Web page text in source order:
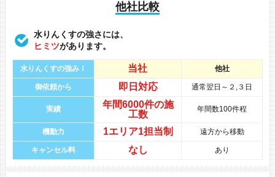
他社比較
水りんくすの強さには、
ヒミツがあります。
水りんくすの強み！ 当社 他社
御依頼から 即日対応 通常翌日～２,３日
実績 年間6000件の施
工数
年間数100件程
機動力 1エリア1担当制 遠方から移動
キャンセル料 なし あり